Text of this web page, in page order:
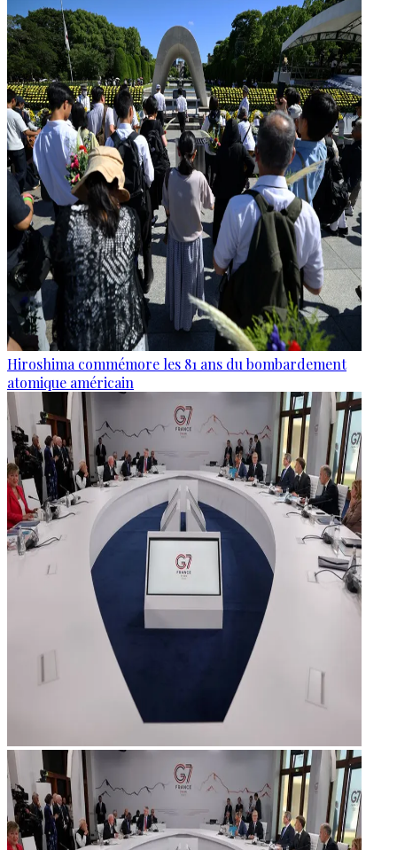
Hiroshima commémore les 81 ans du bombardement
atomique américain